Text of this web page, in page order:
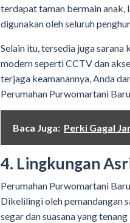
terdapat taman bermain anak,
digunakan oleh seluruh
Selain itu, tersedia juga sarana
modern seperti CCTV dan
terjaga keamanannya, Anda
Perumahan Purwomartani
Baca Juga: Perki Gagal
4. Lingkungan
Perumahan Purwomartani
Dikelilingi oleh pemandangan
segar dan suasana yang